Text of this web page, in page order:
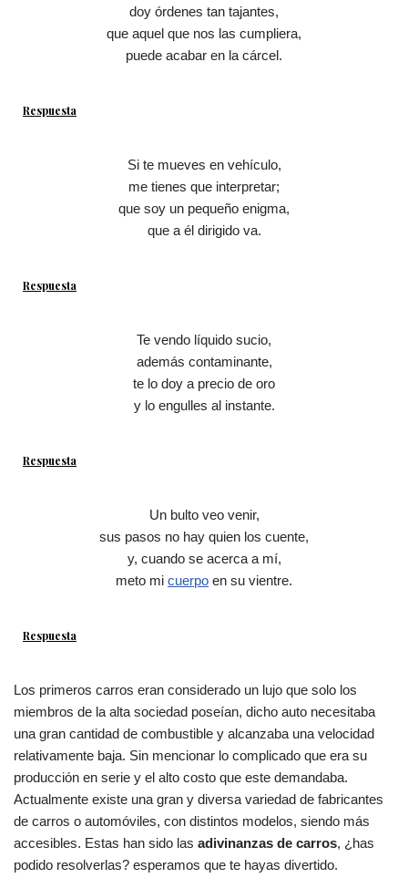
doy órdenes tan tajantes,
que aquel que nos las cumpliera,
puede acabar en la cárcel.
Respuesta
Si te mueves en vehículo,
me tienes que interpretar;
que soy un pequeño enigma,
que a él dirigido va.
Respuesta
Te vendo líquido sucio,
además contaminante,
te lo doy a precio de oro
y lo engulles al instante.
Respuesta
Un bulto veo venir,
sus pasos no hay quien los cuente,
y, cuando se acerca a mí,
meto mi cuerpo en su vientre.
Respuesta
Los primeros carros eran considerado un lujo que solo los
miembros de la alta sociedad poseían, dicho auto necesitaba
una gran cantidad de combustible y alcanzaba una velocidad
relativamente baja. Sin mencionar lo complicado que era su
producción en serie y el alto costo que este demandaba.
Actualmente existe una gran y diversa variedad de fabricantes
de carros o automóviles, con distintos modelos, siendo más
accesibles. Estas han sido las adivinanzas de carros, ¿has
podido resolverlas? esperamos que te hayas divertido.